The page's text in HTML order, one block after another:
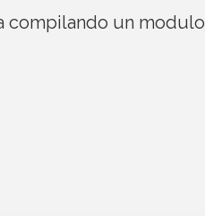
compilando un modulo